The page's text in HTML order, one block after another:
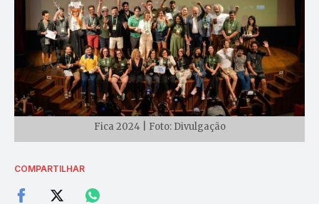
Fica 2024 | Foto: Divulgação
COMPARTILHAR